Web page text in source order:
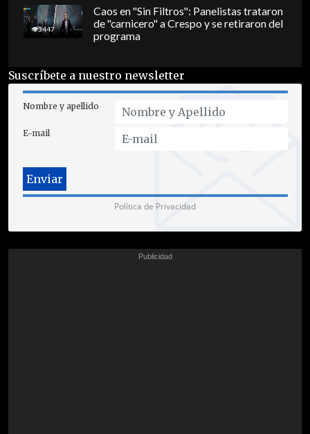
3447
Caos en "Sin Filtros": Panelistas trataron
de "carnicero" a Crespo y se retiraron del
programa
Suscríbete a nuestro newsletter
Nombre y apellido
E-mail
Política de Privacidad